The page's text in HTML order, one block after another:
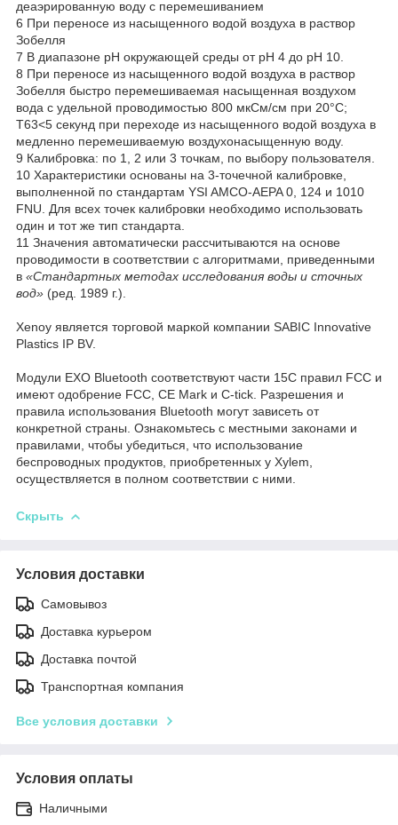
деаэрированную воду с перемешиванием
6 При переносе из насыщенного водой воздуха в раствор
Зобелля
7 В диапазоне pH окружающей среды от pH 4 до pH 10.
8 При переносе из насыщенного водой воздуха в раствор
Зобелля быстро перемешиваемая насыщенная воздухом
вода с удельной проводимостью 800 мкСм/см при 20°С;
Т63<5 секунд при переходе из насыщенного водой воздуха в
медленно перемешиваемую воздухонасыщенную воду.
9 Калибровка: по 1, 2 или 3 точкам, по выбору пользователя.
10 Характеристики основаны на 3-точечной калибровке,
выполненной по стандартам YSI AMCO-AEPA 0, 124 и 1010
FNU. Для всех точек калибровки необходимо использовать
один и тот же тип стандарта.
11 Значения автоматически рассчитываются на основе
проводимости в соответствии с алгоритмами, приведенными
в «Стандартных методах исследования воды и сточных
вод» (ред. 1989 г.).
Xenoy является торговой маркой компании SABIC Innovative
Plastics IP BV.
Модули EXO Bluetooth соответствуют части 15C правил FCC и
имеют одобрение FCC, CE Mark и C-tick. Разрешения и
правила использования Bluetooth могут зависеть от
конкретной страны. Ознакомьтесь с местными законами и
правилами, чтобы убедиться, что использование
беспроводных продуктов, приобретенных у Xylem,
осуществляется в полном соответствии с ними.
Скрыть
Условия доставки
Самовывоз
Доставка курьером
Доставка почтой
Транспортная компания
Все условия доставки
Условия оплаты
Наличными